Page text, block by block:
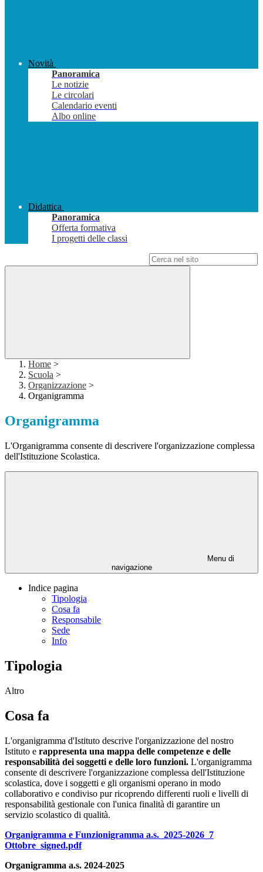
Novità
Panoramica
Le notizie
Le circolari
Calendario eventi
Albo online
Didattica
Panoramica
Offerta formativa
I progetti delle classi
Home >
Scuola >
Organizzazione >
Organigramma
Organigramma
L'Organigramma consente di descrivere l'organizzazione complessa
dell'Istituzione Scolastica.
Menu di
navigazione
Indice pagina
Tipologia
Cosa fa
Responsabile
Sede
Info
Tipologia
Altro
Cosa fa
L'organigramma d'Istituto descrive l'organizzazione del nostro
Istituto e rappresenta una mappa delle competenze e delle
responsabilità dei soggetti e delle loro funzioni. L'organigramma
consente di descrivere l'organizzazione complessa dell'Istituzione
scolastica, dove i soggetti e gli organismi operano in modo
collaborativo e condiviso pur ricoprendo differenti ruoli e livelli di
responsabilità gestionale con l'unica finalità di garantire un
servizio scolastico di qualità.
Organigramma e Funzionigramma a.s._2025-2026_7
Ottobre_signed.pdf
Organigramma a.s. 2024-2025